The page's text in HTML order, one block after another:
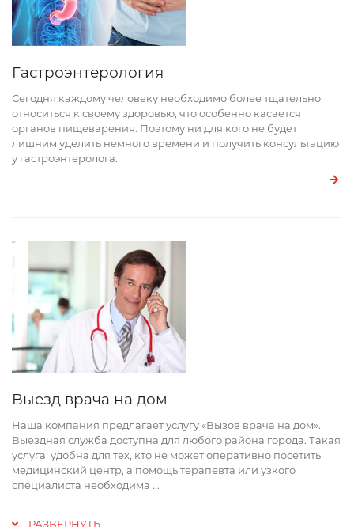
Гастроэнтерология
Сегодня каждому человеку необходимо более тщательно
относиться к своему здоровью, что особенно касается
органов пищеварения. Поэтому ни для кого не будет
лишним уделить немного времени и получить консультацию
у гастроэнтеролога.
Выезд врача на дом
Наша компания предлагает услугу «Вызов врача на дом».
Выездная служба доступна для любого района города. Такая
услуга удобна для тех, кто не может оперативно посетить
медицинский центр, а помощь терапевта или узкого
специалиста необходима ...
РАЗВЕРНУТЬ